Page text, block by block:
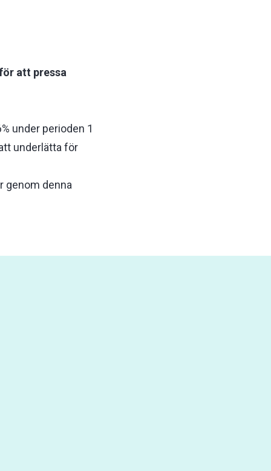
att pressa
under perioden 1
underlätta för
genom denna